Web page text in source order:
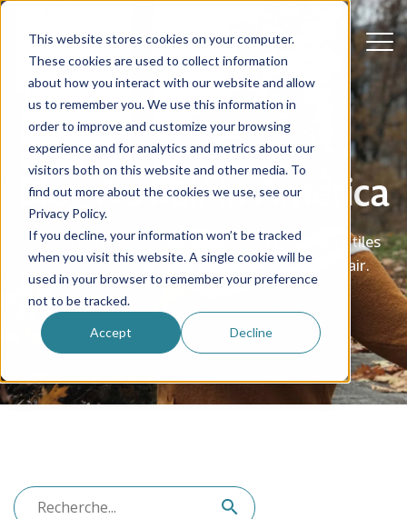
This website stores cookies on your computer.
These cookies are used to collect information
about how you interact with our website and allow
us to remember you. We use this information in
order to improve and customize your browsing
experience and for analytics and metrics about our
visitors both on this website and other media. To
find out more about the cookies we use, see our
Privacy Policy.
If you decline, your information won’t be tracked
when you visit this website. A single cookie will be
used in your browser to remember your preference
not to be tracked.
Accept Decline
Blog Au Pair in America
Des histoires vraies, des conseils et des idées utiles
pour vous guider dans votre parcours d'au pair.